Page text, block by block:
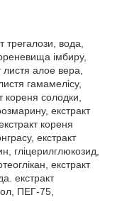
трегалози, вода,
імбиру,
листя алое вера,
гамамелісу,
кореня солодки,
екстракт
кореня
екстракт
гліцерилглюкозид,
екстракт
екстракт
ПЕГ-75,